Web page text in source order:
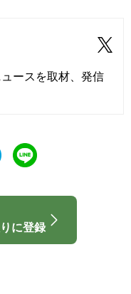
ースを取材、発信
に登録